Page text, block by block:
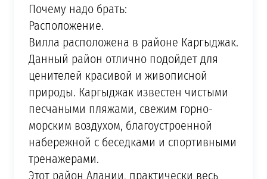
Почему надо брать:
Расположение.
Вилла расположена в районе Каргыджак.
Данный район отлично подойдет для
ценителей красивой и живописной
природы. Каргыджак известен чистыми
песчаными пляжами, свежим горно-
морским воздухом, благоустроенной
набережной с беседками и спортивными
тренажерами.
Этот район Алании, практически весь